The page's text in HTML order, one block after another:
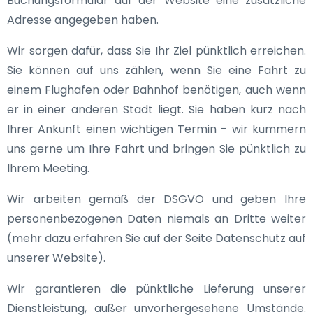
Adresse angegeben haben.
Wir sorgen dafür, dass Sie Ihr Ziel pünktlich erreichen.
Sie können auf uns zählen, wenn Sie eine Fahrt zu
einem Flughafen oder Bahnhof benötigen, auch wenn
er in einer anderen Stadt liegt. Sie haben kurz nach
Ihrer Ankunft einen wichtigen Termin - wir kümmern
uns gerne um Ihre Fahrt und bringen Sie pünktlich zu
Ihrem Meeting.
Wir arbeiten gemäß der DSGVO und geben Ihre
personenbezogenen Daten niemals an Dritte weiter
(mehr dazu erfahren Sie auf der Seite Datenschutz auf
unserer Website).
Wir garantieren die pünktliche Lieferung unserer
Dienstleistung, außer unvorhergesehene Umstände.